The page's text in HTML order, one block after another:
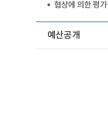
협상에 의한 평
예산공개